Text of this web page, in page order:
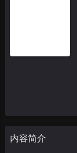
内容简介